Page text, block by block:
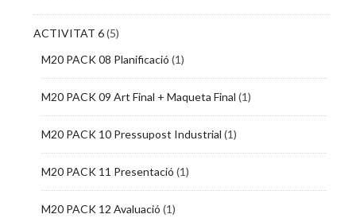
ACTIVITAT 6(5)
M20 PACK 08 Planificació (1)
M20 PACK 09 Art Final + Maqueta Final (1)
M20 PACK 10 Pressupost Industrial (1)
M20 PACK 11 Presentació (1)
M20 PACK 12 Avaluació (1)